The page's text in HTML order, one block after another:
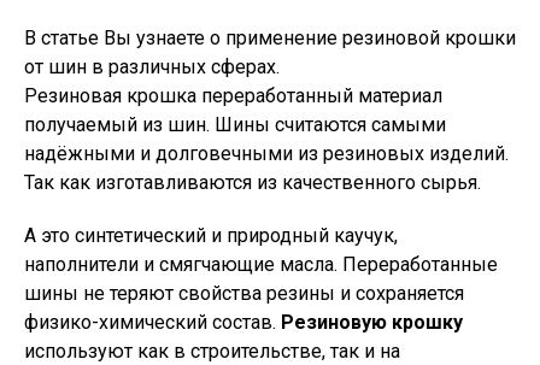
В статье Вы узнаете о применение резиновой крошки
от шин в различных сферах.
Резиновая крошка переработанный материал
получаемый из шин. Шины считаются самыми
надёжными и долговечными из резиновых изделий.
Так как изготавливаются из качественного сырья.
А это синтетический и природный каучук,
наполнители и смягчающие масла. Переработанные
шины не теряют свойства резины и сохраняется
физико-химический состав. Резиновую крошку
используют как в строительстве, так и на